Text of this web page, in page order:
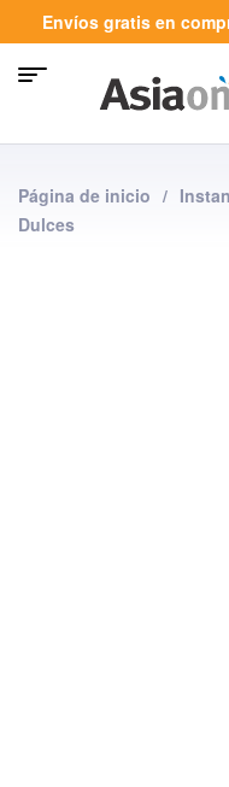
Envíos gratis en
Página de inicio /
Dulces